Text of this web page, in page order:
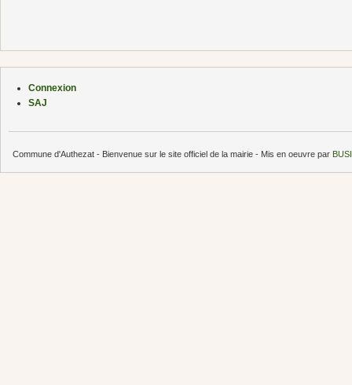
Connexion
SAJ
Commune d'Authezat - Bienvenue sur le site officiel de la mairie - Mis en oeuvre par